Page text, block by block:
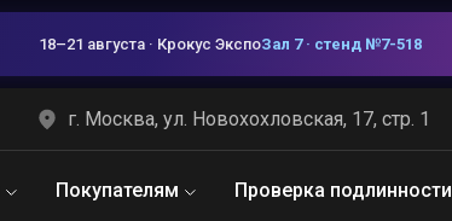
18–21 августа · Крокус ЭкспоЗал 7 · стенд №7-518
г. Москва, ул. Новохохловская, 17, стр. 1
Покупателям Проверка подлинности